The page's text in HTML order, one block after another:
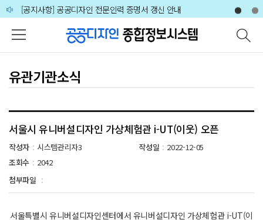
본문 바로가기
주메뉴 바로가기
하단 바로가기
[공지사항] 공공디자인 전문인력 증명서 갱신 안내
🙋‍♀️🙋‍♂️2026 공공디자인 분야 전문가 인력풀 상시 모집 공고
유관기관소식
서울시 유니버설디자인 가상체험관 i-UT(이웃) 오픈
작성자 : 시스템관리자3 작성일 : 2022-12-05
조회수 : 2042
첨부파일 :
서울특별시 유니버설디자인센터에서 유니버설디자인 가상체험관 i-UT(이